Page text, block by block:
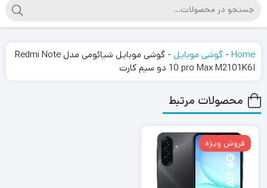
Home
- گوشی موبایل -
گوشی موبایل شیائومی مدل Redmi Note
10 pro Max M2101K6I دو سیم‌ کارت
محصولات مرتبط
فروش ویژه